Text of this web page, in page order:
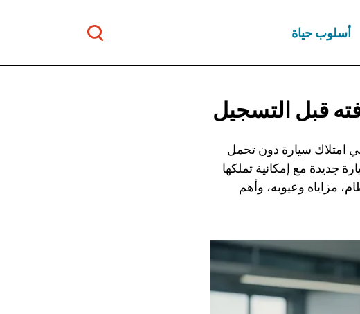
أسلوب حياة
قبل التسجيل
امتلاك سيارة دون تحمل
جديدة مع إمكانية تملكها
مزاياه وعيوبه، وأهم